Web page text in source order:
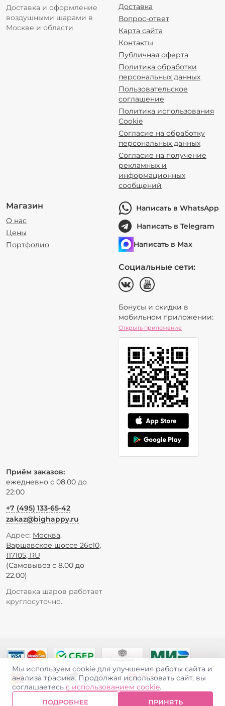
Доставка и оформление
воздушными шарами в
Москве и области
Доставка
Вопрос-ответ
Карта сайта
Контакты
Публичная оферта
Политика обработки
персональных данных
Пользовательское
соглашение
Политика использования
Cookie
Согласие на обработку
персональных данных
Согласие на получение
рекламных и
информационных
сообщений
Магазин
О нас
Цены
Портфолио
Написать в WhatsApp
Написать в Telegram
Написать в Max
Социальные сети:
Бонусы и скидки в
мобильном приложении:
Открыть приложение
Приём заказов:
ежедневно с 08:00 до
22:00
+7 (495) 133-65-42
zakaz@bighappy.ru
Адрес: Москва,
Варшавское шоссе 26с10,
117105, RU
(Самовывоз с 8.00 до
22.00)
Доставка шаров работает
круглосуточно.
Мы используем cookie для улучшения работы сайта и
анализа трафика. Продолжая использовать сайт, вы
соглашаетесь с использованием cookie.
ПОДРОБНЕЕ ПРИНЯТЬ